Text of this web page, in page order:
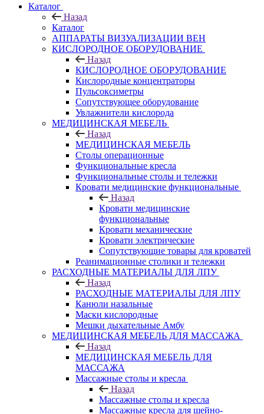
Каталог
Назад
Каталог
АППАРАТЫ ВИЗУАЛИЗАЦИИ ВЕН
КИСЛОРОДНОЕ ОБОРУДОВАНИЕ
Назад
КИСЛОРОДНОЕ ОБОРУДОВАНИЕ
Кислородные концентраторы
Пульсоксиметры
Сопутствующее оборудование
Увлажнители кислорода
МЕДИЦИНСКАЯ МЕБЕЛЬ
Назад
МЕДИЦИНСКАЯ МЕБЕЛЬ
Столы операционные
Функциональные кресла
Функциональные столы и тележки
Кровати медицинские функциональные
Назад
Кровати медицинские
функциональные
Кровати механические
Кровати электрические
Сопутствующие товары для кроватей
Реанимационные столики и тележки
РАСХОДНЫЕ МАТЕРИАЛЫ ДЛЯ ЛПУ
Назад
РАСХОДНЫЕ МАТЕРИАЛЫ ДЛЯ ЛПУ
Канюли назальные
Маски кислородные
Мешки дыхательные Амбу
МЕДИЦИНСКАЯ МЕБЕЛЬ ДЛЯ МАССАЖА
Назад
МЕДИЦИНСКАЯ МЕБЕЛЬ ДЛЯ
МАССАЖА
Массажные столы и кресла
Назад
Массажные столы и кресла
Массажные кресла для шейно-